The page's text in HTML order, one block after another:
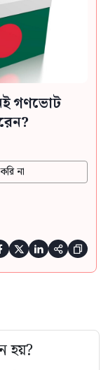
গণভোট
না
   
হয়?